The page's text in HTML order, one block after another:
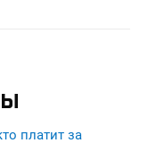
платит за